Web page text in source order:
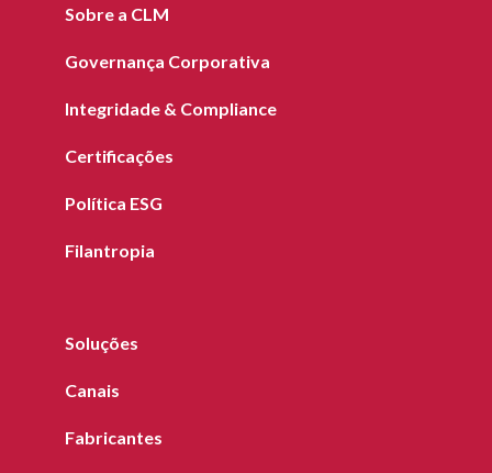
Sobre a CLM
Governança Corporativa
Integridade & Compliance
Certificações
Política ESG
Filantropia
Soluções
Canais
Fabricantes